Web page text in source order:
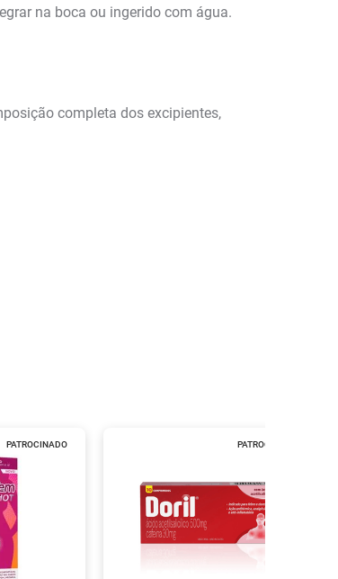
na boca ou ingerido com água.
completa dos excipientes,
PATROCINADO PATROCINADO